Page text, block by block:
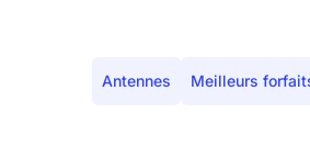
Antennes Meilleurs